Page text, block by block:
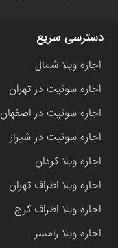
دسترسی سریع
اجاره ویلا شمال
اجاره سوئیت در تهران
اجاره سوئیت در اصفهان
اجاره سوئیت در شیراز
اجاره ویلا کردان
اجاره ویلا اطراف تهران
اجاره ویلا اطراف کرج
اجاره ویلا رامسر